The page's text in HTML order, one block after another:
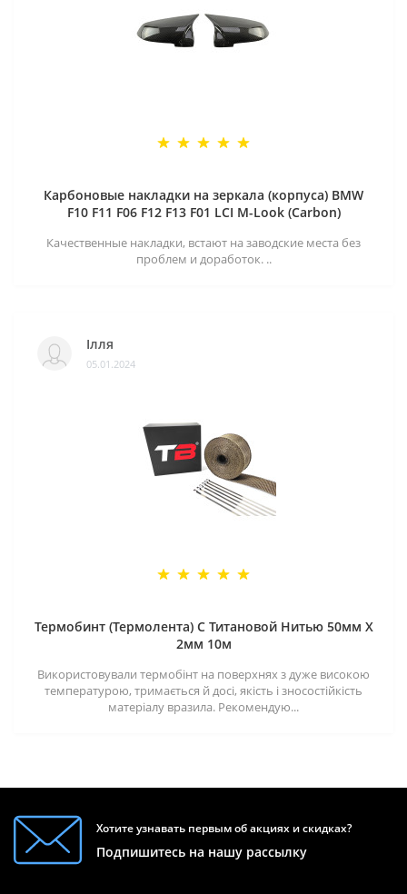
Карбоновые накладки на зеркала (корпуса) BMW
F10 F11 F06 F12 F13 F01 LCI M-Look (Carbon)
Качественные накладки, встают на заводские места без
проблем и доработок. ..
Ілля
05.01.2024
Термобинт (Термолента) С Титановой Нитью 50мм X
2мм 10м
Використовували термобінт на поверхнях з дуже високою
температурою, тримається й досі, якість і зносостійкість
матеріалу вразила. Рекомендую...
Хотите узнавать первым об акциях и скидках?
Подпишитесь на нашу рассылку